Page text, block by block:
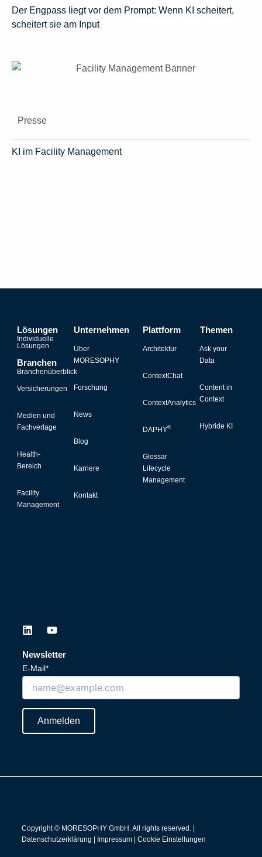
Der Engpass liegt vor dem Prompt: Wenn KI scheitert,
scheitert sie am Input
Presse
KI im Facility Management
L
n
k
e
Y
u
t
e
Newsletter
E-Mail*
Anmelden
Lösungen
Individuelle
Lösungen
Branchen
Branchenüberblick
Versicherungen
Medien und
Fachverlage
Health-
Bereich
Facility
Management
Unternehmen
Über
MORESOPHY
Forschung
News
Blog
Karriere
Kontakt
Plattform
Architektur
ContextChat
ContextAnalytics
DAPHY®
Glossar
Lifecycle
Management
Themen
Ask your
Data
Content in
Context
Hybride KI
Copyright © MORESOPHY GmbH. All rights reserved. |
Datenschutzerklärung
Impressum| Cookie Einstellungen